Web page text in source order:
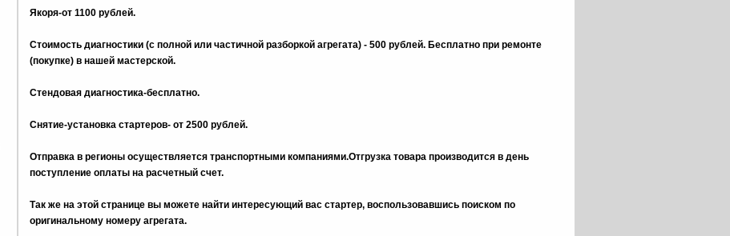
Якоря-от 1100 рублей.
Стоимость диагностики (с полной или частичной разборкой агрегата) - 500 рублей. Бесплатно при ремонте
(покупке) в нашей мастерской.
Стендовая диагностика-бесплатно.
Снятие-установка стартеров- от 2500 рублей.
Отправка в регионы осуществляется транспортными компаниями.Отгрузка товара производится в день
поступление оплаты на расчетный счет.
Так же на этой странице вы можете найти интересующий вас стартер, воспользовавшись поиском по
оригинальному номеру агрегата.